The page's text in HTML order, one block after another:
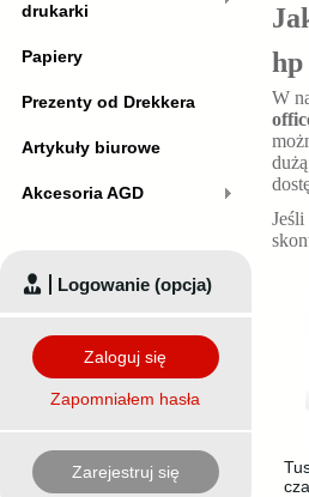
hp
W
drukarki
Papiery
Prezenty od Drekkera
Artykuły biurowe
Akcesoria AGD
Logowanie (opcja)
Zaloguj się
Zapomniałem hasła
Zarejestruj się